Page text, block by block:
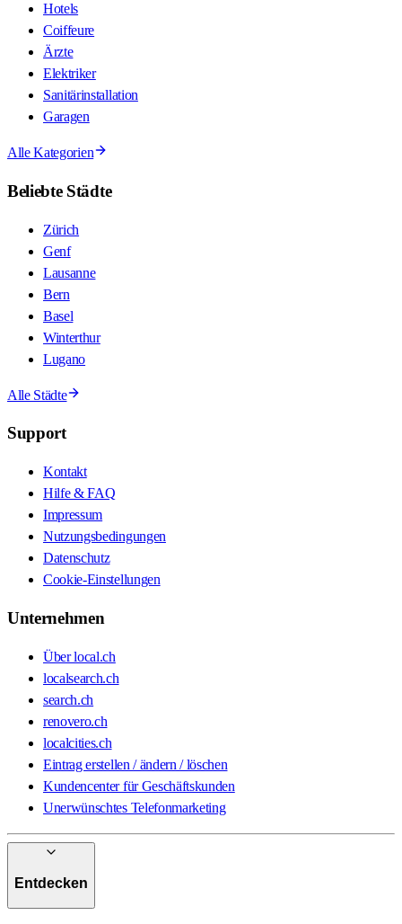
Hotels
Coiffeure
Ärzte
Elektriker
Sanitärinstallation
Garagen
Alle Kategorien
Beliebte Städte
Zürich
Genf
Lausanne
Bern
Basel
Winterthur
Lugano
Alle Städte
Support
Kontakt
Hilfe & FAQ
Impressum
Nutzungsbedingungen
Datenschutz
Cookie-Einstellungen
Unternehmen
Über local.ch
localsearch.ch
search.ch
renovero.ch
localcities.ch
Eintrag erstellen / ändern / löschen
Kundencenter für Geschäftskunden
Unerwünschtes Telefonmarketing
Entdecken